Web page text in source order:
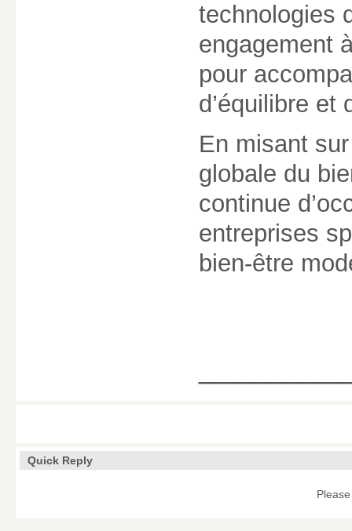
technologies
engagement
pour
d’équilibre et
En misant
globale du
continue
entreprises
bien-être
Quick Reply